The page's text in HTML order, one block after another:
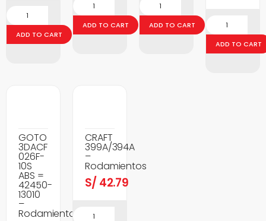
ADD TO CART
ADD TO CART ADD TO CART
ADD TO CART
GOTO
3DACF
026F-
10S
ABS =
42450-
13010
–
Rodamientos
CRAFT
399A/394A
–
Rodamientos
S/ 42.79